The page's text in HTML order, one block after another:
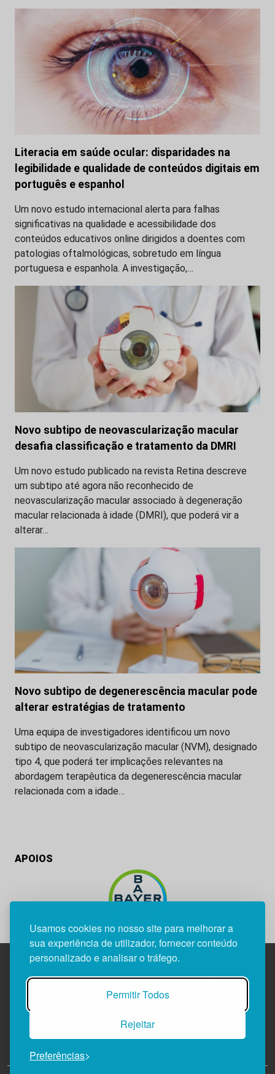
Usamos cookies no nosso site para melhorar a
sua experiência de utilizador, fornecer conteúdo
personalizado e analisar o tráfego.
Permitir Todos
Rejeitar
Preferências
Literacia em saúde ocular: disparidades na
legibilidade e qualidade de conteúdos digitais em
português e espanhol
Um novo estudo internacional alerta para falhas
significativas na qualidade e acessibilidade dos
conteúdos educativos online dirigidos a doentes com
patologias oftalmológicas, sobretudo em língua
portuguesa e espanhola. A investigação,…
Novo subtipo de neovascularização macular
desafia classificação e tratamento da DMRI
Um novo estudo publicado na revista Retina descreve
um subtipo até agora não reconhecido de
neovascularização macular associado à degeneração
macular relacionada à idade (DMRI), que poderá vir a
alterar…
Novo subtipo de degenerescência macular pode
alterar estratégias de tratamento
Uma equipa de investigadores identificou um novo
subtipo de neovascularização macular (NVM), designado
tipo 4, que poderá ter implicações relevantes na
abordagem terapêutica da degenerescência macular
relacionada com a idade…
APOIOS
Edif. Lisboa Oriente | Av. Infante D. Henrique, n.º 333H, esc.
1800-282 Lisboa | Portugal